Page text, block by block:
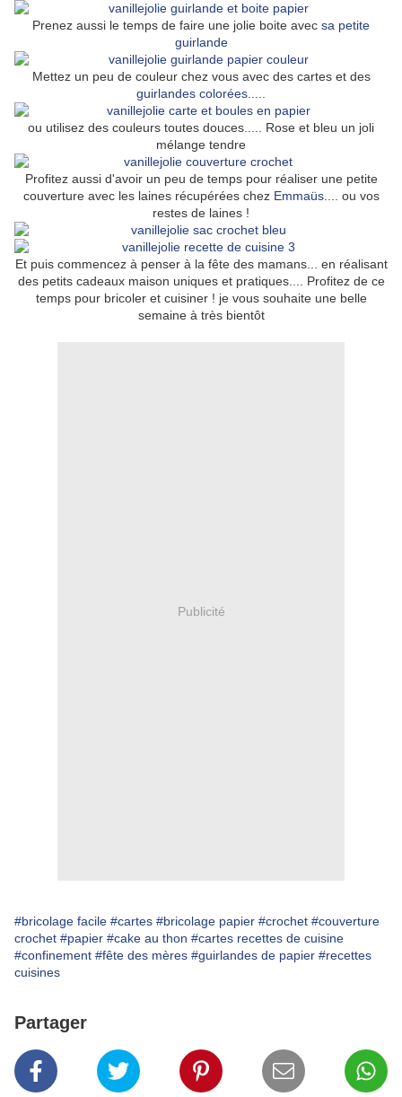
Prenez aussi le temps de faire une jolie boite avec sa petite
guirlande
Mettez un peu de couleur chez vous avec des cartes et des
guirlandes colorées
ou utilisez des couleurs toutes douces..... Rose et bleu un joli
mélange tendre
Profitez aussi d'avoir un peu de temps pour réaliser une petite
couverture avec les laines récupérées chez Emmaüs.... ou vos
restes de laines !
Et puis commencez à penser à la fête des mamans... en réalisant
des petits cadeaux maison uniques et pratiques.... Profitez de ce
temps pour bricoler et cuisiner ! je vous souhaite une belle
semaine à très bientôt
Publicité
#bricolage facile #cartes #bricolage papier #crochet #couverture
crochet #papier #cake au thon #cartes recettes de cuisine
#confinement #fête des mères #guirlandes de papier #recettes
cuisines
Partager